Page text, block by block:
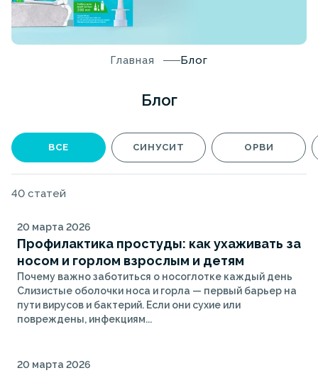
Главная Блог
Блог
ВСЕ СИНУСИТ ОРВИ
40 статей
20 марта 2026
Профилактика простуды: как ухаживать за
носом и горлом взрослым и детям
Почему важно заботиться о носоглотке каждый день
Слизистые оболочки носа и горла — первый барьер на
пути вирусов и бактерий. Если они сухие или
повреждены, инфекциям...
20 марта 2026